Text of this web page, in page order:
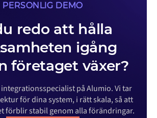
PERSONLIG DEMO
redo att hålla
igång
företaget växer?
på Alumio. Vi tar
för dina system, i rätt skala, så att
förblir stabil genom alla förändringar.